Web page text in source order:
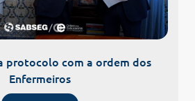
protocolo com a ordem dos
Enfermeiros